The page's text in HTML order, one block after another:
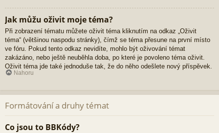
Jak můžu oživit moje téma?
Při zobrazení tématu můžete oživit téma kliknutím na odkaz „Oživit
téma“ (většinou naspodu stránky), čímž se téma přesune na první místo
ve fóru. Pokud tento odkaz nevidíte, mohlo být oživování témat
zakázáno, nebo ještě neuběhla doba, po které je povoleno téma oživit.
Oživit téma jde také jednoduše tak, že do něho odešlete nový příspěvek.
Nahoru
Formátování a druhy témat
Co jsou to BBKódy?